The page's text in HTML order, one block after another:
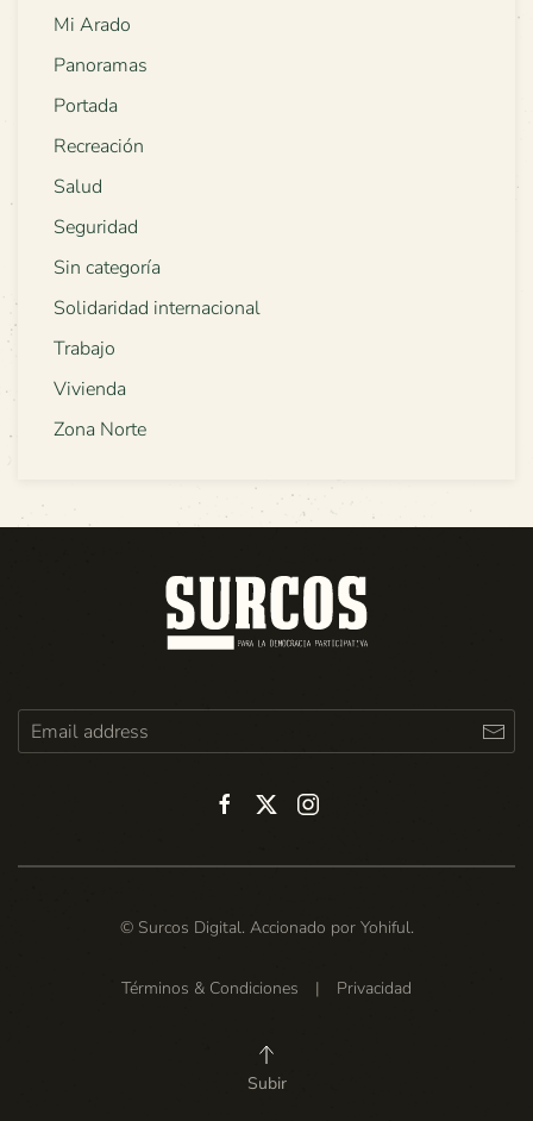
Mi Arado
Panoramas
Portada
Recreación
Salud
Seguridad
Sin categoría
Solidaridad internacional
Trabajo
Vivienda
Zona Norte
© Surcos Digital. Accionado por Yohiful.
Términos & Condiciones | Privacidad
Subir